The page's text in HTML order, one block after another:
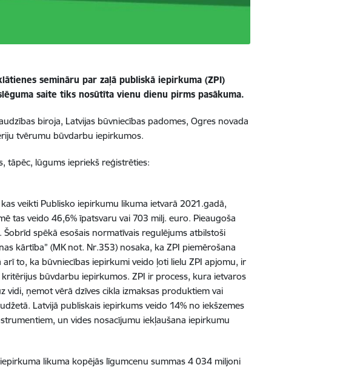
semināru par zaļā publiskā iepirkuma (ZPI)
saite tiks nosūtīta vienu dienu pirms pasākuma.
biroja, Latvijas būvniecības padomes, Ogres novada
tvērumu būvdarbu iepirkumos.
tāpēc, lūgums iepriekš reģistrēties:
veikti Publisko iepirkumu likuma ietvarā 2021.gadā,
tas veido 46,6% īpatsvaru vai 703 milj. euro. Pieaugoša
spēkā esošais normatīvais regulējums atbilstoši
kārtība” (MK not. Nr.353) nosaka, ka ZPI piemērošana
to, ka būvniecības iepirkumi veido ļoti lielu ZPI apjomu, ir
būvdarbu iepirkumos. ZPI ir process, kura ietvaros
vidi, ņemot vērā dzīves cikla izmaksas produktiem vai
Latvijā publiskais iepirkums veido 14% no iekšzemes
un vides nosacījumu iekļaušana iepirkumu
likuma kopējās līgumcenu summas 4 034 miljoni